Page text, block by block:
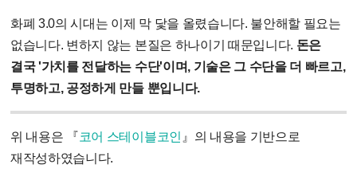
화폐 3.0의 시대는 이제 막 닻을 올렸습니다. 불안해할 필요는
없습니다. 변하지 않는 본질은 하나이기 때문입니다. 돈은
결국 '가치를 전달하는 수단'이며, 기술은 그 수단을 더 빠르고,
투명하고, 공정하게 만들 뿐입니다.
위 내용은 『코어 스테이블코인 』의 내용을 기반으로
재작성하였습니다.